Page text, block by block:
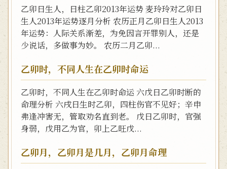
乙卯日生人，日柱乙卯2013年运势 麦玲玲对乙卯日
生人2013年运势逐月分析 农历正月乙卯日生人2013
年运势：人际关系渐差，为免因言开罪别人，还是
少说话，多做事为妙。 农历二月乙卯...
乙卯时，不同人生在乙卯时命运
乙卯时，不同人生在乙卯时命运 六戊日乙卯时断的
命理分析 六戌日生时乙卯，四柱伤官不见好；辛申
弗逢冲害无，管取劝名直到老。 戊日乙卯时，官强
身弱，戊用乙为官，卯上乙旺戊...
乙卯月，乙卯月是几月，乙卯月命理